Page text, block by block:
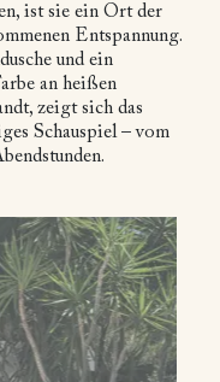
ist sie ein Ort der
Entspannung.
und ein
an heißen
zeigt sich das
Schauspiel – vom